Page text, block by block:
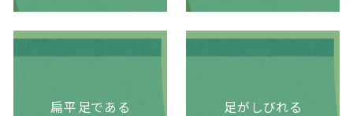
扁平足である 足がしびれる